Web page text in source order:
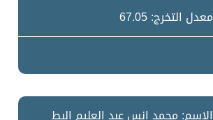
معدل التخرج: 67.05
الاسم: محمد انس عبد العليم البط